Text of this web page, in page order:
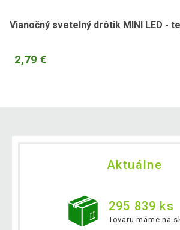
Vianočný svetelný drôtik MINI LED -
2,79 €
Aktuálne
295 839 ks
Tovaru máme na